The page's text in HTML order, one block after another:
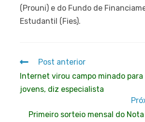
(Prouni) e do Fundo de
Estudantil (Fies).
Post anterior
Internet virou campo minado para
jovens, diz especialista
Primeiro sorteio mensal do